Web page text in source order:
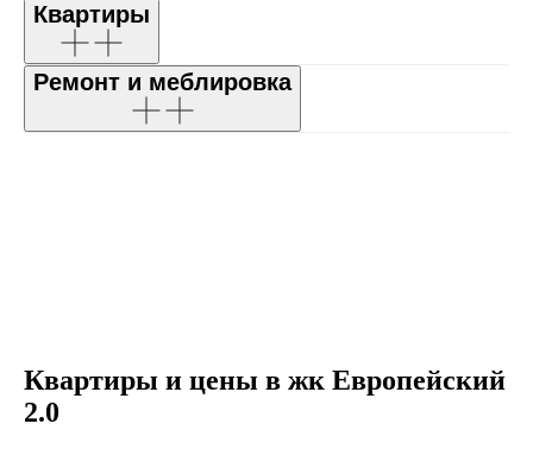
Квартиры
Ремонт и меблировка
Квартиры и цены в жк Европейский
2.0